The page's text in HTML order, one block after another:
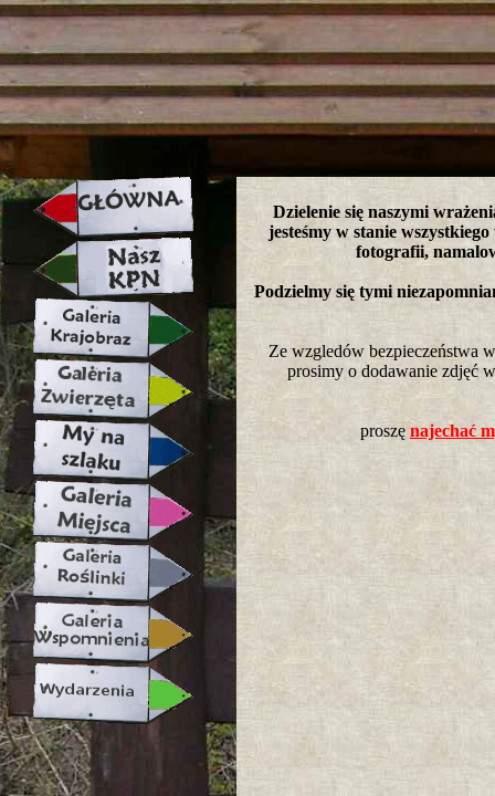
strona w naprawie zapraszamy
Dzielenie się naszymi
jesteśmy w stanie
fotografii,
Podzielmy się tymi
Ze wzgledów bezpieczeństwa
prosimy o dodawanie zdjęć
proszę najechać